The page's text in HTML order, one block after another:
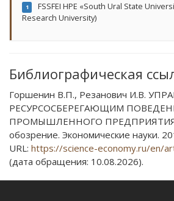
1
FSSFEI HPE «South Ural State
Research University)
Библиографическая
Горшенин В.П., Резанович И.В.
РЕСУРСОСБЕРЕГАЮЩИМ
ПРОМЫШЛЕННОГО ПРЕДПРИЯТИЯ
обозрение. Экономические науки.
URL: https://science-economy.ru/en/
(дата обращения: 10.08.2026).